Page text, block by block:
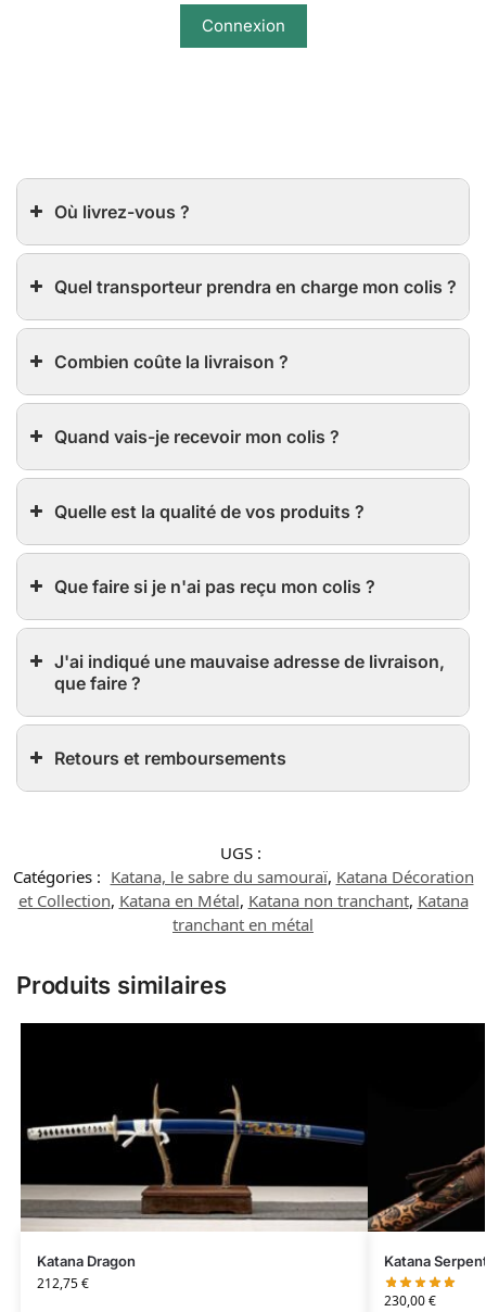
Connexion
Où livrez-vous ?
Quel transporteur prendra en charge mon colis ?
Combien coûte la livraison ?
Quand vais-je recevoir mon colis ?
Quelle est la qualité de vos produits ?
Que faire si je n'ai pas reçu mon colis ?
J'ai indiqué une mauvaise adresse de livraison,
que faire ?
Retours et remboursements
UGS :
Catégories : Katana, le sabre du samouraï, Katana Décoration
et Collection, Katana en Métal, Katana non tranchant, Katana
tranchant en métal
Produits similaires
Katana Dragon
212,75€
Katana
230,00€